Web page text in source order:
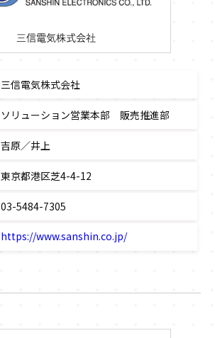
三信電気株式会社
ソリューション営業本部 販売推進部
吉原／井上
東京都港区芝4-4-12
03-5484-7305
https://www.sanshin.co.jp/